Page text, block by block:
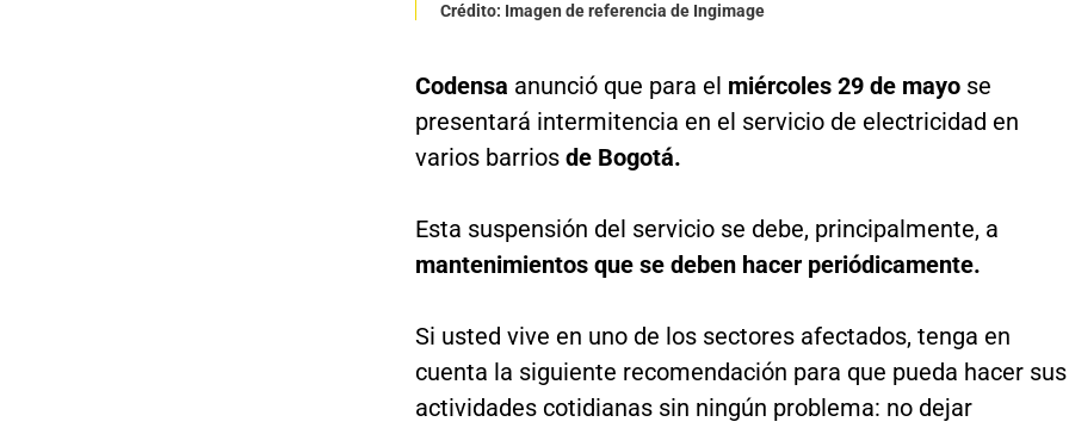
Crédito: Imagen de referencia de Ingimage
Codensa anunció que para el miércoles 29 de mayo se
presentará intermitencia en el servicio de electricidad en
varios barriosde Bogotá.
Esta suspensión del servicio se debe, principalmente, a
mantenimientos que se deben hacer periódicamente.
Si usted vive en uno de los sectores afectados, tenga en
cuenta la siguiente recomendación para que pueda hacer sus
actividades cotidianas sin ningún problema: no dejar